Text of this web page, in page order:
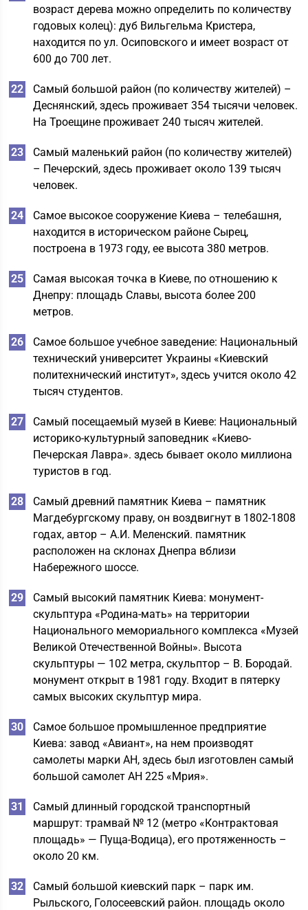
возраст дерева можно определить по количеству
годовых колец): дуб Вильгельма Кристера,
находится по ул. Осиповского и имеет возраст от
600 до 700 лет.
Самый большой район (по количеству жителей) –
Деснянский, здесь проживает 354 тысячи человек.
На Троещине проживает 240 тысяч жителей.
Самый маленький район (по количеству жителей)
– Печерский, здесь проживает около 139 тысяч
человек.
Самое высокое сооружение Киева – телебашня,
находится в историческом районе Сырец,
построена в 1973 году, ее высота 380 метров.
Самая высокая точка в Киеве, по отношению к
Днепру: площадь Славы, высота более 200
метров.
Самое большое учебное заведение: Национальный
технический университет Украины «Киевский
политехнический институт», здесь учится около 42
тысяч студентов.
Самый посещаемый музей в Киеве: Национальный
историко-культурный заповедник «Киево-
Печерская Лавра». здесь бывает около миллиона
туристов в год.
Самый древний памятник Киева – памятник
Магдебургскому праву, он воздвигнут в 1802-1808
годах, автор – А.И. Меленский. памятник
расположен на склонах Днепра вблизи
Набережного шоссе.
Самый высокий памятник Киева: монумент-
скульптура «Родина-мать» на территории
Национального мемориального комплекса «Музей
Великой Отечественной Войны». Высота
скульптуры — 102 метра, скульптор – В. Бородай.
монумент открыт в 1981 году. Входит в пятерку
самых высоких скульптур мира.
Самое большое промышленное предприятие
Киева: завод «Авиант», на нем производят
самолеты марки АН, здесь был изготовлен самый
большой самолет АН 225 «Мрия».
Самый длинный городской транспортный
маршрут: трамвай № 12 (метро «Контрактовая
площадь» — Пуща-Водица), его протяженность –
около 20 км.
Самый большой киевский парк – парк им.
Рыльского, Голосеевский район. площадь около